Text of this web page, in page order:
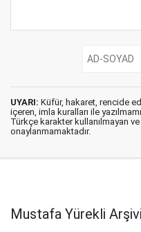
UYARI: Küfür, hakaret, rencide
içeren, imla kuralları ile
Türkçe karakter kullanılmayan
onaylanmamaktadır.
Mustafa Yürekli Arşivi